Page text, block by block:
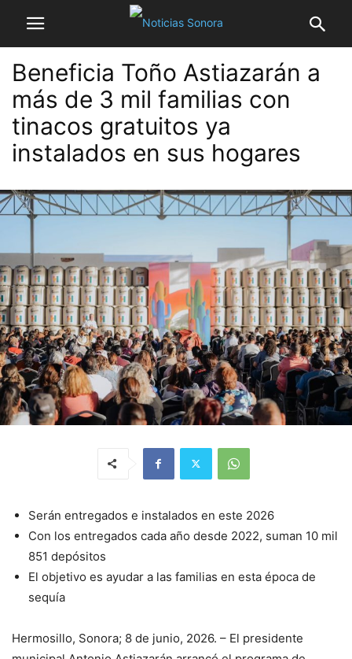
Beneficia Toño Astiazarán a
más de 3 mil familias con
tinacos gratuitos ya
instalados en sus hogares
Serán entregados e instalados en este 2026
Con los entregados cada año desde 2022, suman 10 mil
851 depósitos
El objetivo es ayudar a las familias en esta época de
sequía
Hermosillo, Sonora; 8 de junio, 2026. – El presidente